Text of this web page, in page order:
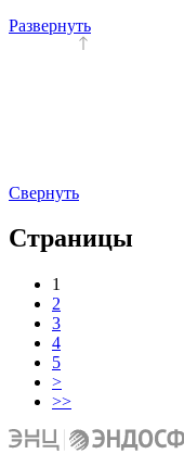
Развернуть
Свернуть
Страницы
1
2
3
4
5
>
>>